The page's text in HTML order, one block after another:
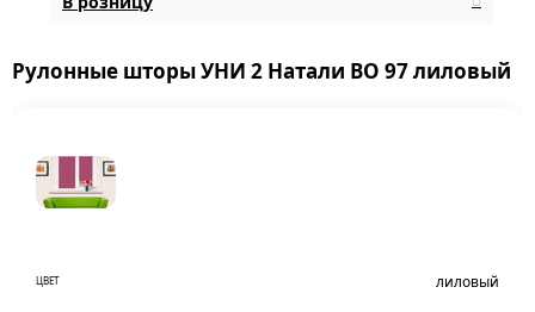
Рулонные шторы УНИ 2 Натали BO 97 лиловый
ЦВЕТ лиловый